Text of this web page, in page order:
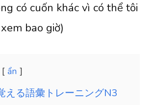
có cuốn khác vì có thể tôi
bao giờ)
ẩn
える語彙トレーニングN3